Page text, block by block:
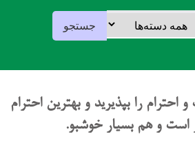
را بپذیرید و بهترین احترام
است و هم بسیار خوشبو.